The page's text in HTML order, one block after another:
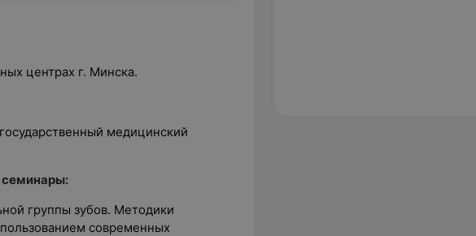
центрах г. Минска.
медицинский
группы зубов. Методики
современных